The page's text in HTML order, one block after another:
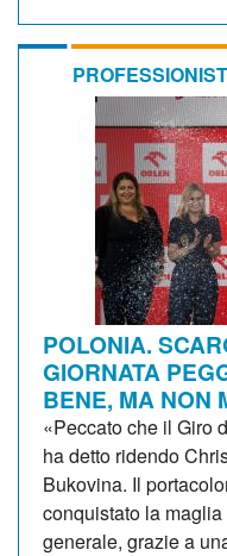
POLONIA.
GIORNATA
BENE, MA NON
«Peccato che il Giro
ha detto ridendo
Bukovina. Il
conquistato la
generale, grazie a